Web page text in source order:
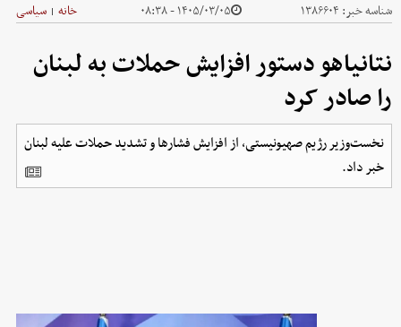
شناسه خبر: ۱۳۸۶۶۰۴ ۱۴۰۵/۰۳/۰۵ - ۰۸:۳۸ خانه | سیاسی
نتانیاهو دستور افزایش حملات به لبنان
را صادر کرد
نخست‌وزیر رژیم صهیونیستی، از افزایش فشارها و تشدید حملات علیه لبنان
خبر داد.